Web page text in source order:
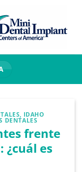
IDAHO
DENTALES
frente
es